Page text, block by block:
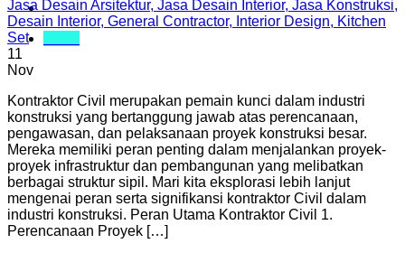
11
Nov
Kontraktor Civil merupakan pemain kunci dalam industri
konstruksi yang bertanggung jawab atas perencanaan,
pengawasan, dan pelaksanaan proyek konstruksi besar.
Mereka memiliki peran penting dalam menjalankan proyek-
proyek infrastruktur dan pembangunan yang melibatkan
berbagai struktur sipil. Mari kita eksplorasi lebih lanjut
mengenai peran serta signifikansi kontraktor Civil dalam
industri konstruksi. Peran Utama Kontraktor Civil 1.
Perencanaan Proyek […]